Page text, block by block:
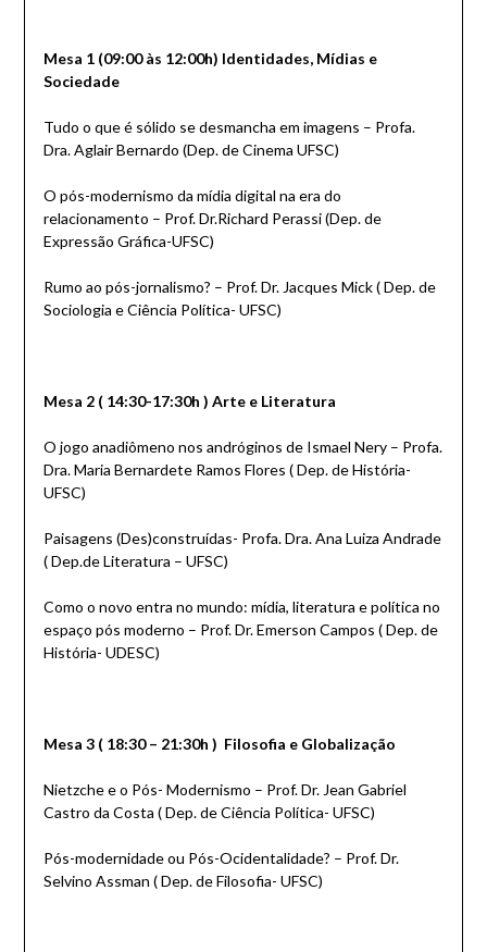
Mesa 1 (09:00 às 12:00h) Identidades, Mídias e
Sociedade
Tudo o que é sólido se desmancha em imagens – Profa.
Dra. Aglair Bernardo (Dep. de Cinema UFSC)
O pós-modernismo da mídia digital na era do
relacionamento – Prof. Dr.Richard Perassi (Dep. de
Expressão Gráfica-UFSC)
Rumo ao pós-jornalismo? – Prof. Dr. Jacques Mick ( Dep. de
Sociologia e Ciência Política- UFSC)
Mesa 2 ( 14:30-17:30h ) Arte e Literatura
O jogo anadiômeno nos andróginos de Ismael Nery – Profa.
Dra. Maria Bernardete Ramos Flores ( Dep. de História-
UFSC)
Paisagens (Des)construídas- Profa. Dra. Ana Luiza Andrade
( Dep.de Literatura – UFSC)
Como o novo entra no mundo: mídia, literatura e política no
espaço pós moderno – Prof. Dr. Emerson Campos ( Dep. de
História- UDESC)
Mesa 3 ( 18:30 – 21:30h ) Filosofia e Globalização
Nietzche e o Pós- Modernismo – Prof. Dr. Jean Gabriel
Castro da Costa ( Dep. de Ciência Política- UFSC)
Pós-modernidade ou Pós-Ocidentalidade? – Prof. Dr.
Selvino Assman ( Dep. de Filosofia- UFSC)